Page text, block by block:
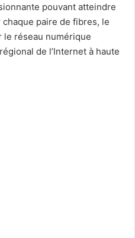
pouvant atteindre
paire de fibres, le
réseau numérique
de l’Internet à haute